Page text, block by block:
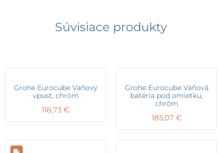
Súvisiace produkty
Grohe Eurocube Vaňový
vpust, chróm
118,73 €
Grohe Eurocube Vaňová
batéria pod omietku,
chróm
185,07 €